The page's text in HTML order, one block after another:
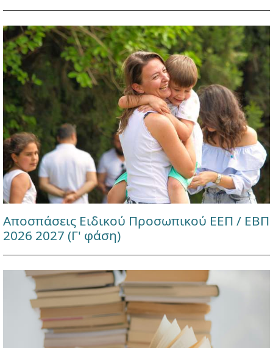
Αποσπάσεις Ειδικού Προσωπικού ΕΕΠ / ΕΒΠ
2026 2027 (Γ' φάση)